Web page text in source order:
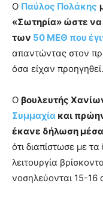
Ο Παύλος Πολάκης
«Σωτηρία» ώστε να
των 50 ΜΕΘ που
απαντώντας στον
όσα είχαν
Ο βουλευτής
Συμμαχία και
έκανε δήλωση
ότι διαπίστωσε με
λειτουργία
νοσηλεύονται 15-16